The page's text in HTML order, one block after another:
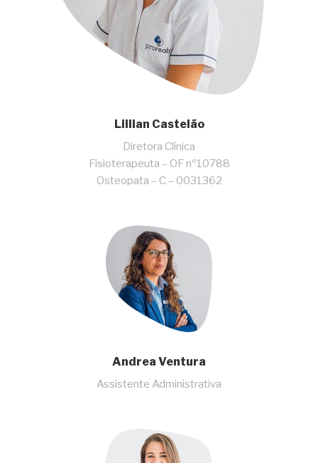
Lillian Castelão
Diretora Clínica
Fisioterapeuta – OF nº10788
Osteopata – C – 0031362
Andrea Ventura
Assistente Administrativa